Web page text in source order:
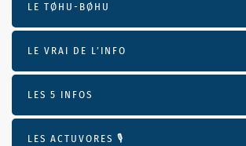
LE TØHU-BØHU
LE VRAI DE L’INFO
LES 5 INFOS
LES ACTUVORES 🎙